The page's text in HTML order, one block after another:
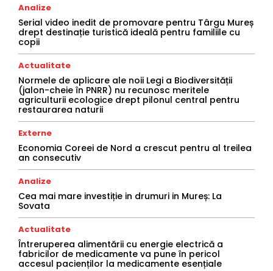
Analize
Serial video inedit de promovare pentru Târgu Mureș
drept destinație turistică ideală pentru familiile cu
copii
Actualitate
Normele de aplicare ale noii Legi a Biodiversității
(jalon-cheie în PNRR) nu recunosc meritele
agriculturii ecologice drept pilonul central pentru
restaurarea naturii
Externe
Economia Coreei de Nord a crescut pentru al treilea
an consecutiv
Analize
Cea mai mare investiție in drumuri in Mureș: La
Sovata
Actualitate
Întreruperea alimentării cu energie electrică a
fabricilor de medicamente va pune în pericol
accesul pacienților la medicamente esențiale